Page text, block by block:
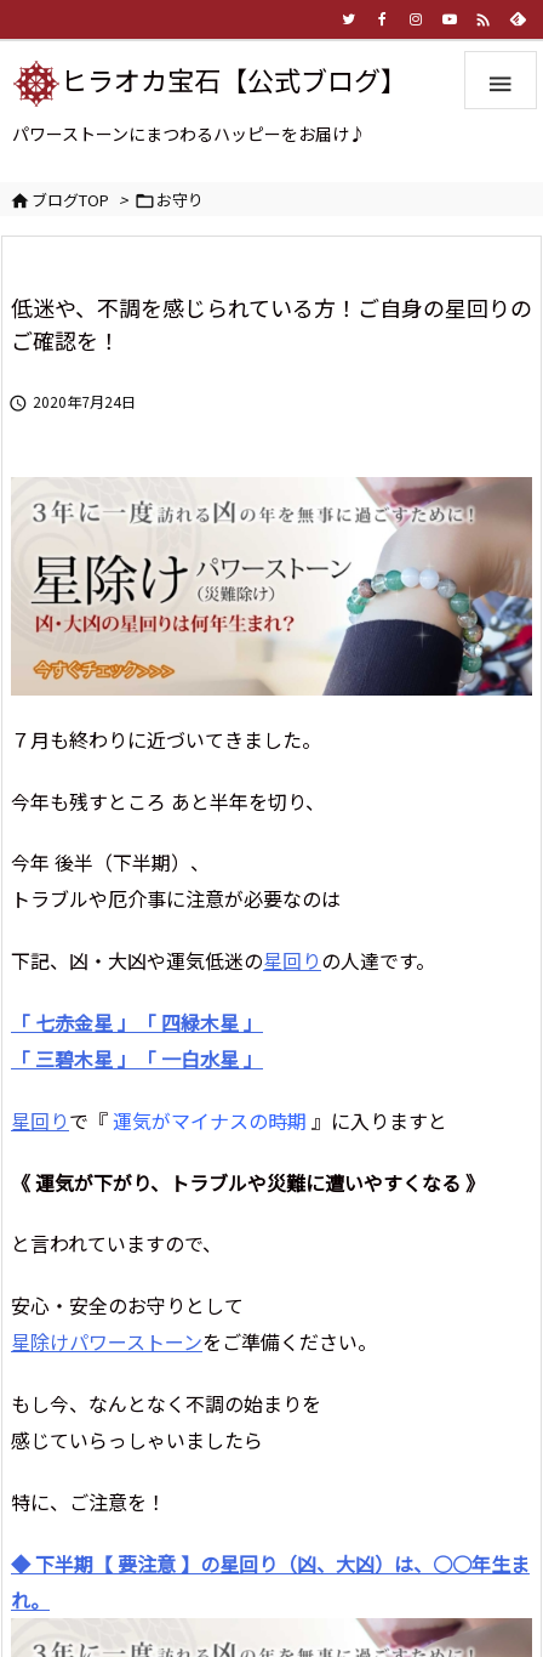


ヒラオカ宝石【公式ブログ】
パワーストーンにまつわるハッピーをお届け♪
ブログTOP > お守り
低迷や、不調を感じられている方！ご自身の星回りの
ご確認を！
 2020年7月24日
７月も終わりに近づいてきました。
今年も残すところ あと半年を切り、
今年 後半（下半期）、
トラブルや厄介事に注意が必要なのは
下記、凶・大凶や運気低迷の星回りの人達です。
「 七赤金星 」
「 四緑木星 」
「 三碧木星 」
「 一白水星 」
星回りで『運気がマイナスの時期 』に入りますと
《 運気が下がり、トラブルや災難に遭いやすくなる 》
と言われていますので、
安心・安全のお守りとして
星除けパワーストーンをご準備ください。
もし今、なんとなく不調の始まりを
感じていらっしゃいましたら
特に、ご注意を！
◆ 下半期【 要注意 】の星回り（凶、大凶）は、○○年生ま
れ。